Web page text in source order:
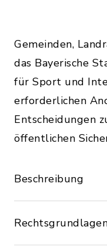
Gemeinden,
das Bayerische
für Sport und
erforderlichen
Entscheidungen
öffentlichen
Beschreibung